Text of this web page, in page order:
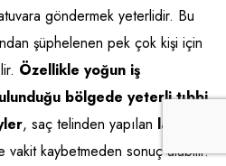
göndermek yeterlidir. Bu
şüphelenen pek çok kişi için
Özellikle yoğun iş
bölgede yeterli tıbbi
, saç telinden yapılan laktoz
vakit kaybetmeden sonuç alabilir.